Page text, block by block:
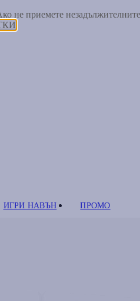
не приемете
ИГРИ НАВЪН ПРОМО